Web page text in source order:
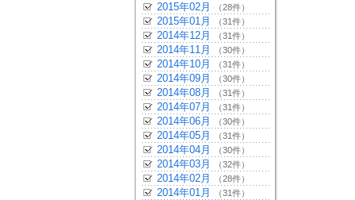
2015年02月 （28件）
2015年01月 （31件）
2014年12月 （31件）
2014年11月 （30件）
2014年10月 （31件）
2014年09月 （30件）
2014年08月 （31件）
2014年07月 （31件）
2014年06月 （30件）
2014年05月 （31件）
2014年04月 （30件）
2014年03月 （32件）
2014年02月 （28件）
2014年01月 （31件）